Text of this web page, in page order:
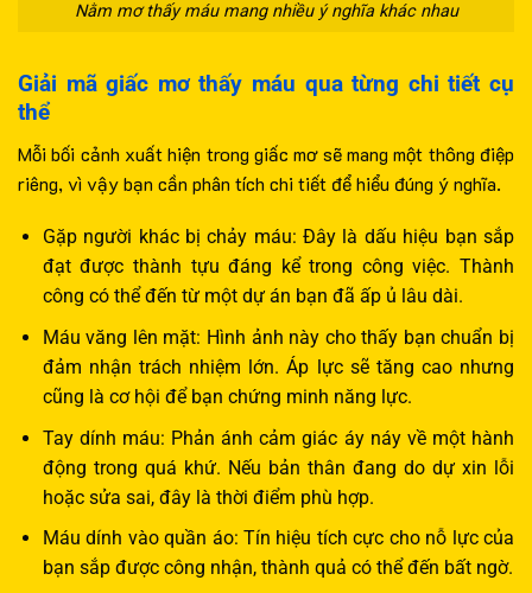
Nằm mơ thấy máu mang nhiều ý nghĩa khác nhau
Giải mã giấc mơ thấy máu qua từng chi tiết cụ
thể
Mỗi bối cảnh xuất hiện trong giấc mơ sẽ mang một thông điệp
riêng, vì vậy bạn cần phân tích chi tiết để hiểu đúng ý nghĩa.
Gặp người khác bị chảy máu: Đây là dấu hiệu bạn sắp
đạt được thành tựu đáng kể trong công việc. Thành
công có thể đến từ một dự án bạn đã ấp ủ lâu dài.
Máu văng lên mặt: Hình ảnh này cho thấy bạn chuẩn bị
đảm nhận trách nhiệm lớn. Áp lực sẽ tăng cao nhưng
cũng là cơ hội để bạn chứng minh năng lực.
Tay dính máu: Phản ánh cảm giác áy náy về một hành
động trong quá khứ. Nếu bản thân đang do dự xin lỗi
hoặc sửa sai, đây là thời điểm phù hợp.
Máu dính vào quần áo: Tín hiệu tích cực cho nỗ lực của
bạn sắp được công nhận, thành quả có thể đến bất ngờ.